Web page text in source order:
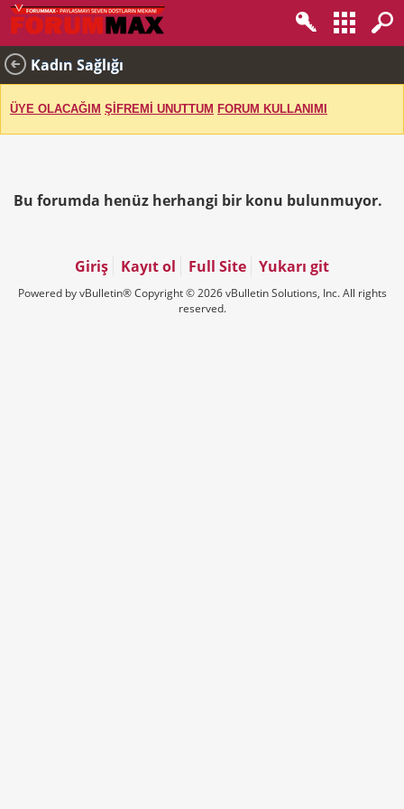
Kadın Sağlığı
ÜYE OLACAĞIM ŞİFREMİ UNUTTUM FORUM KULLANIMI
Bu forumda henüz herhangi bir konu bulunmuyor.
Giriş Kayıt ol Full Site Yukarı git
Powered by vBulletin® Copyright © 2026 vBulletin Solutions, Inc. All rights
reserved.